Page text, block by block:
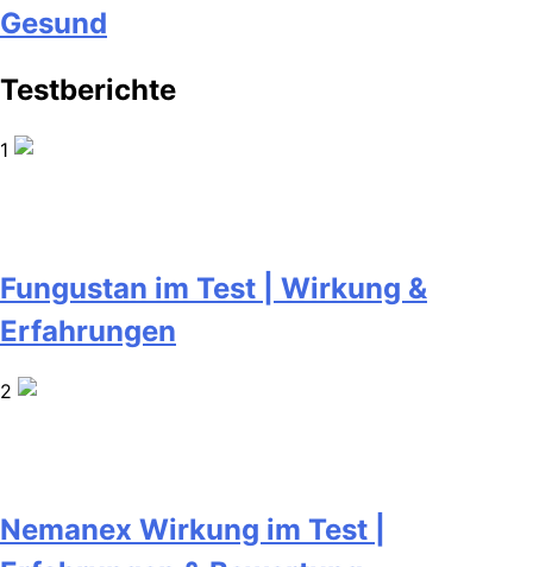
Gesund
Testberichte
1
Fungustan im Test | Wirkung &
Erfahrungen
2
Nemanex Wirkung im Test |